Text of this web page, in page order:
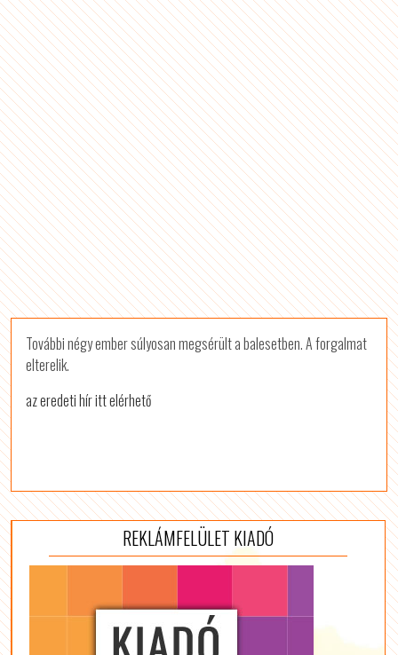
További négy ember súlyosan megsérült a balesetben. A forgalmat
elterelik.
az eredeti hír itt elérhető
REKLÁMFELÜLET KIADÓ